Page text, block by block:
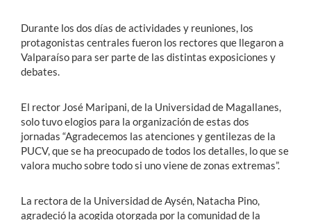
Durante los dos días de actividades y reuniones, los
protagonistas centrales fueron los rectores que llegaron a
Valparaíso para ser parte de las distintas exposiciones y
debates.
El rector José Maripani, de la Universidad de Magallanes,
solo tuvo elogios para la organización de estas dos
jornadas “Agradecemos las atenciones y gentilezas de la
PUCV, que se ha preocupado de todos los detalles, lo que se
valora mucho sobre todo si uno viene de zonas extremas”.
La rectora de la Universidad de Aysén, Natacha Pino,
agradeció la acogida otorgada por la comunidad de la